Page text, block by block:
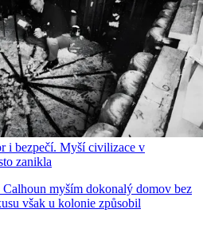
i bezpečí. Myší civilizace v
zanikla
myším dokonalý domov bez
však u kolonie způsobil